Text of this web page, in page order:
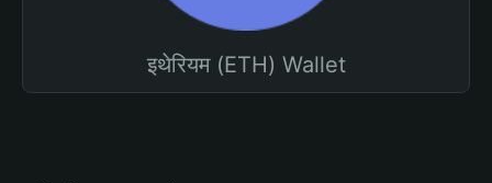
इथेरियम (ETH) Wallet